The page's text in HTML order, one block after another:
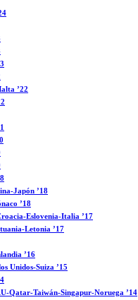
’22
Japón ’18
’18
Eslovenia-Italia ’17
Letonia ’17
’16
Unidos-Suiza ’15
Qatar-Taiwán-Singapur-Noruega ’14